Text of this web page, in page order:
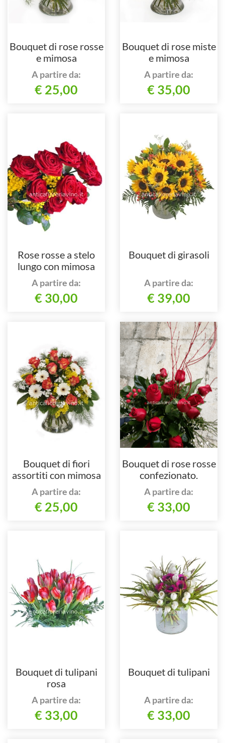
Bouquet di rose rosse
e mimosa
A partire da:
€ 25,00
Bouquet di rose miste
e mimosa
A partire da:
€ 35,00
Rose rosse a stelo
lungo con mimosa
A partire da:
€ 30,00
Bouquet di girasoli
A partire da:
€ 39,00
Bouquet di fiori
assortiti con mimosa
A partire da:
€ 25,00
Bouquet di rose rosse
confezionato.
A partire da:
€ 33,00
Bouquet di tulipani
rosa
A partire da:
€ 33,00
Bouquet di tulipani
A partire da:
€ 33,00